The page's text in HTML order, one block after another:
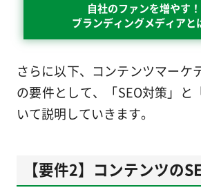
自社のファンを増やす！
ブランディングメディアと
さらに以下、コンテンツマーケ
の要件として、「SEO対策」と
いて説明していきます。
【要件2】コンテンツの